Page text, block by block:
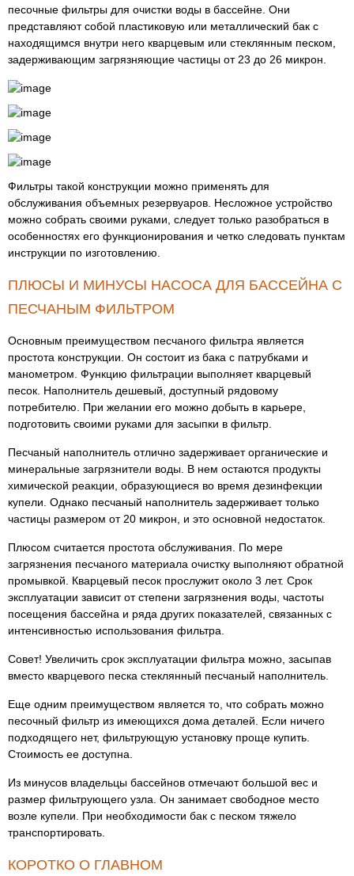
песочные фильтры для очистки воды в бассейне. Они
представляют собой пластиковую или металлический бак с
находящимся внутри него кварцевым или стеклянным песком,
задерживающим загрязняющие частицы от 23 до 26 микрон.
Фильтры такой конструкции можно применять для
обслуживания объемных резервуаров. Несложное устройство
можно собрать своими руками, следует только разобраться в
особенностях его функционирования и четко следовать пунктам
инструкции по изготовлению.
ПЛЮСЫ И МИНУСЫ НАСОСА ДЛЯ БАССЕЙНА С
ПЕСЧАНЫМ ФИЛЬТРОМ
Основным преимуществом песчаного фильтра является
простота конструкции. Он состоит из бака с патрубками и
манометром. Функцию фильтрации выполняет кварцевый
песок. Наполнитель дешевый, доступный рядовому
потребителю. При желании его можно добыть в карьере,
подготовить своими руками для засыпки в фильтр.
Песчаный наполнитель отлично задерживает органические и
минеральные загрязнители воды. В нем остаются продукты
химической реакции, образующиеся во время дезинфекции
купели. Однако песчаный наполнитель задерживает только
частицы размером от 20 микрон, и это основной недостаток.
Плюсом считается простота обслуживания. По мере
загрязнения песчаного материала очистку выполняют обратной
промывкой. Кварцевый песок прослужит около 3 лет. Срок
эксплуатации зависит от степени загрязнения воды, частоты
посещения бассейна и ряда других показателей, связанных с
интенсивностью использования фильтра.
Совет! Увеличить срок эксплуатации фильтра можно, засыпав
вместо кварцевого песка стеклянный песчаный наполнитель.
Еще одним преимуществом является то, что собрать можно
песочный фильтр из имеющихся дома деталей. Если ничего
подходящего нет, фильтрующую установку проще купить.
Стоимость ее доступна.
Из минусов владельцы бассейнов отмечают большой вес и
размер фильтрующего узла. Он занимает свободное место
возле купели. При необходимости бак с песком тяжело
транспортировать.
КОРОТКО О ГЛАВНОМ